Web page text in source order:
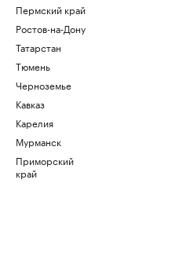
Пермский край
Ростов-на-Дону
Татарстан
Тюмень
Черноземье
Кавказ
Карелия
Мурманск
Приморский
край